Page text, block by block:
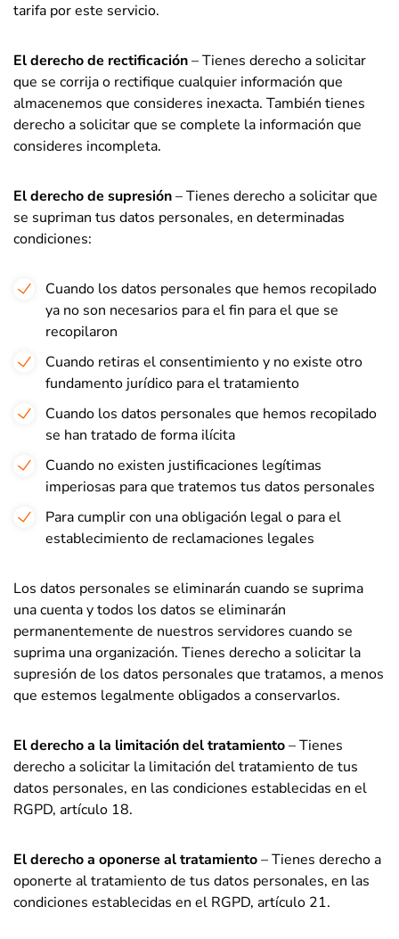
tarifa por este servicio.
El derecho de rectificación– Tienes derecho a solicitar
que se corrija o rectifique cualquier información que
almacenemos que consideres inexacta. También tienes
derecho a solicitar que se complete la información que
consideres incompleta.
El derecho de supresión– Tienes derecho a solicitar que
se supriman tus datos personales, en determinadas
condiciones:
Cuando los datos personales que hemos recopilado
ya no son necesarios para el fin para el que se
recopilaron
Cuando retiras el consentimiento y no existe otro
fundamento jurídico para el tratamiento
Cuando los datos personales que hemos recopilado
se han tratado de forma ilícita
Cuando no existen justificaciones legítimas
imperiosas para que tratemos tus datos personales
Para cumplir con una obligación legal o para el
establecimiento de reclamaciones legales
Los datos personales se eliminarán cuando se suprima
una cuenta y todos los datos se eliminarán
permanentemente de nuestros servidores cuando se
suprima una organización. Tienes derecho a solicitar la
supresión de los datos personales que tratamos, a menos
que estemos legalmente obligados a conservarlos.
El derecho a la limitación del tratamiento– Tienes
derecho a solicitar la limitación del tratamiento de tus
datos personales, en las condiciones establecidas en el
RGPD, artículo 18.
El derecho a oponerse al tratamiento– Tienes derecho a
oponerte al tratamiento de tus datos personales, en las
condiciones establecidas en el RGPD, artículo 21.